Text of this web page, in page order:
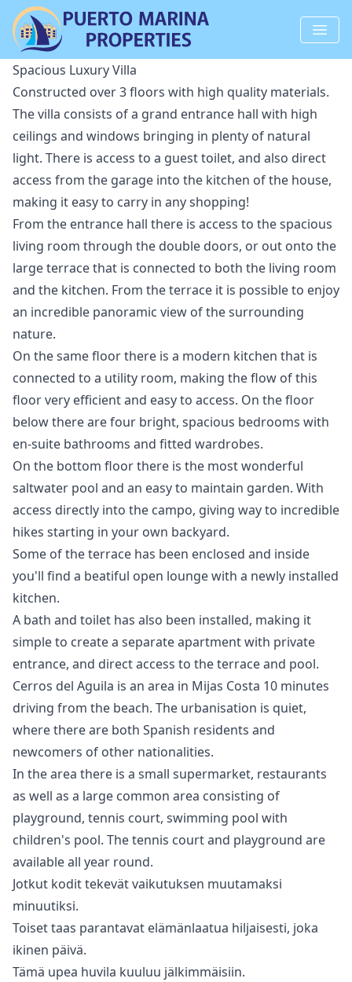
Spacious Luxury Villa
Constructed over 3 floors with high quality materials.
The villa consists of a grand entrance hall with high
ceilings and windows bringing in plenty of natural
light. There is access to a guest toilet, and also direct
access from the garage into the kitchen of the house,
making it easy to carry in any shopping!
From the entrance hall there is access to the spacious
living room through the double doors, or out onto the
large terrace that is connected to both the living room
and the kitchen. From the terrace it is possible to enjoy
an incredible panoramic view of the surrounding
nature.
On the same floor there is a modern kitchen that is
connected to a utility room, making the flow of this
floor very efficient and easy to access. On the floor
below there are four bright, spacious bedrooms with
en-suite bathrooms and fitted wardrobes.
On the bottom floor there is the most wonderful
saltwater pool and an easy to maintain garden. With
access directly into the campo, giving way to incredible
hikes starting in your own backyard.
Some of the terrace has been enclosed and inside
you'll find a beatiful open lounge with a newly installed
kitchen.
A bath and toilet has also been installed, making it
simple to create a separate apartment with private
entrance, and direct access to the terrace and pool.
Cerros del Aguila is an area in Mijas Costa 10 minutes
driving from the beach. The urbanisation is quiet,
where there are both Spanish residents and
newcomers of other nationalities.
In the area there is a small ‌supermarket, ‌restaurants
‌as ‌well ‌as a large common area ‌consisting ‌of
‌playground, tennis court, ‌swimming ‌pool ‌with
‌children's pool. ‌The tennis court ‌and ‌playground ‌are
‌available ‌all ‌year ‌round.
Jotkut kodit tekevät vaikutuksen muutamaksi
minuutiksi.
Toiset taas parantavat elämänlaatua hiljaisesti, joka
ikinen päivä.
Tämä upea huvila kuuluu jälkimmäisiin.